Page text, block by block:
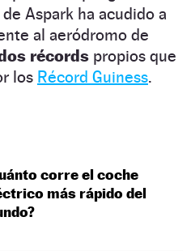
Aspark ha acudido a
al aeródromo de
récords propios que
los Récord Guiness.
corre el coche
más rápido del